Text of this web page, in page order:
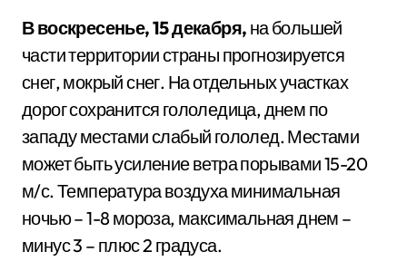
В воскресенье, 15 декабря, на большей
части территории страны прогнозируется
снег, мокрый снег. На отдельных участках
дорог сохранится гололедица, днем по
западу местами слабый гололед. Местами
может быть усиление ветра порывами 15-20
м/с. Температура воздуха минимальная
ночью – 1-8 мороза, максимальная днем –
минус 3 – плюс 2 градуса.